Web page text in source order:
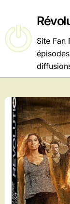
contenu
Site Fan